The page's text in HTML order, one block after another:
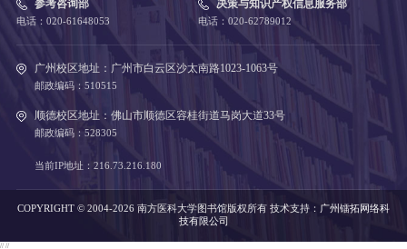
参考咨询部
电话：020-61648053
决策与知识产权信息服务部
电话：020-62789012
广州校区地址：广州市白云区沙太南路1023-1063号
邮政编码：510515
顺德校区地址：佛山市顺德区容桂街道马岗大道33号
邮政编码：528305
当前IP地址：216.73.216.180
COPYRIGHT © 2004-2026 南方医科大学图书馆版权所有 技术支持： 广州镭拓网络科
技有限公司
// //